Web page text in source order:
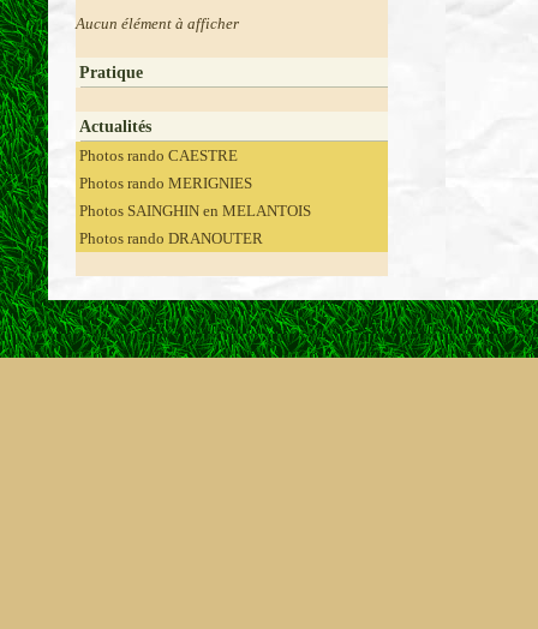
Aucun élément à afficher
Pratique
Actualités
Photos rando CAESTRE
Photos rando MERIGNIES
Photos SAINGHIN en MELANTOIS
Photos rando DRANOUTER